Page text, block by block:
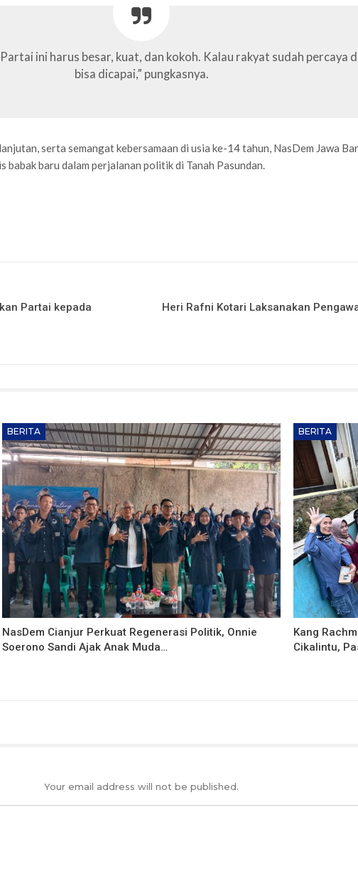
ini harus besar, kuat, dan kokoh. Kalau rakyat sudah percaya
bisa dicapai,” pungkasnya.
serta semangat kebersamaan di usia ke-14 tahun, NasDem Jawa
baru dalam perjalanan politik di Tanah Pasundan.
Partai kepada
Heri Rafni Kotari Laksanakan
BERITA
NasDem Cianjur Perkuat Regenerasi Politik, Onnie
Soerono Sandi Ajak Anak Muda…
BERITA
Kang
Cikalintu,
Your email address will not be published.